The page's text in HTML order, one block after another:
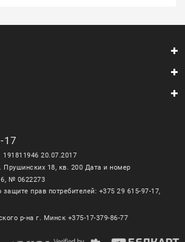
17
20.07.2017
18, кв. 200 Дата и номер
№ 0622273
прав потребителей: +375 29 615-97-17,
р-на г. Минск +375-17-379-86-77